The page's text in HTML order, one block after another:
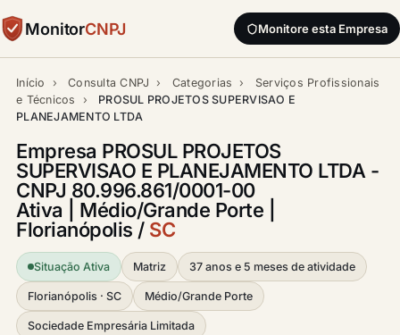
MonitorCNPJ Monitore esta Empresa
Início › Consulta CNPJ › Categorias ›
Serviços Profissionais
e Técnicos
›
PROSUL PROJETOS SUPERVISAO E
PLANEJAMENTO LTDA
Empresa PROSUL PROJETOS
SUPERVISAO E PLANEJAMENTO LTDA -
CNPJ 80.996.861/0001-00
Ativa | Médio/Grande Porte |
Florianópolis / SC
Situação Ativa Matriz 37 anos e 5 meses de atividade
Florianópolis · SC Médio/Grande Porte
Sociedade Empresária Limitada